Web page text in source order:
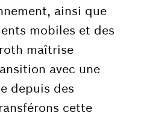
ainsi que
mobiles et des
maîtrise
avec une
depuis des
cette